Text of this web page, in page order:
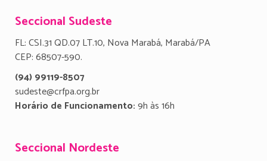
Seccional Sudeste
FL: CSI.31 QD.07 LT.10, Nova Marabá, Marabá/PA
CEP: 68507-590.
(94) 99119-8507
sudeste@crfpa.org.br
Horário de Funcionamento:9h às 16h
Seccional Nordeste